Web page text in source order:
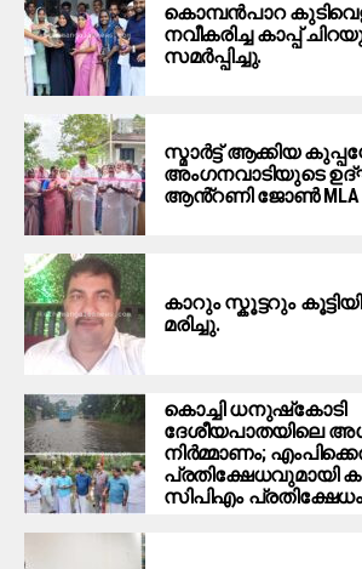
കൊമ്പൻപാറ
നവീകരിച്ച കാപ്പ്
സമർപ്പിച്ചു.
സ്മാർട്ട്‌ ആക്കിയ
അംഗനവാടിയുടെ
ആൻ്റണി ജോൺ MLA
കാറും സ്കൂട്ടറും
മരിച്ചു.
കൊച്ചി ധനുഷ്‌കോടി
ദേശീയപാതയിലെ
നിര്‍മ്മാണം;
പ്രതിക്ഷേധവുമായി
സിപിഎം